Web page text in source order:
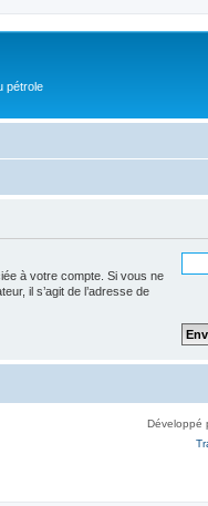
pétrole
à votre compte. Si vous ne
il s’agit de l’adresse de
Développé